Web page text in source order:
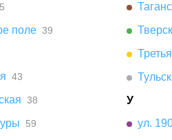
поле 39
43
38
59
У
ул.